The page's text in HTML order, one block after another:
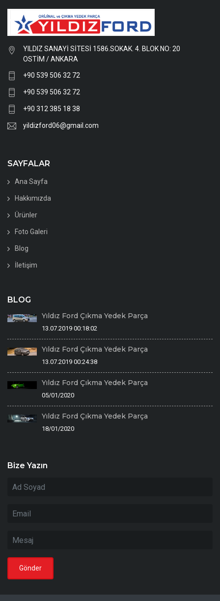
YILDIZ SANAYİ SİTESİ 1586.SOKAK. 4. BLOK NO: 20
OSTİM / ANKARA
+90 539 506 32 72
+90 539 506 32 72
+90 312 385 18 38
yildizford06@gmail.com
SAYFALAR
Ana Sayfa
Hakkımızda
Ürünler
Foto Galeri
Blog
İletişim
BLOG
Yıldız Ford Çıkma Yedek Parça
13.07.2019 00:18:02
Yıldız Ford Çıkma Yedek Parça
13.07.2019 00:24:38
Yıldız Ford Çıkma Yedek Parça
05/01/2020
Yıldız Ford Çıkma Yedek Parça
18/01/2020
Bize Yazın